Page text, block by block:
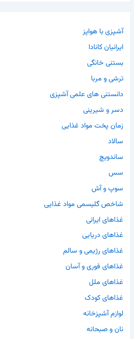
آشپزی با هواپز
ایرانیان کانادا
بستنی خانگی
ترشی و مربا
دانستنی های علمی آشپزی
دسر و شیرینی
زمان پخت مواد غذایی
سالاد
ساندویچ
سس
سوپ و آش
شاخص گلیسمی مواد غذایی
غذاهای ایرانی
غذاهای دریایی
غذاهای رژیمی و سالم
غذاهای فوری و آسان
غذاهای ملل
غذاهای کودک
لوازم آشپزخانه
نان و صبحانه